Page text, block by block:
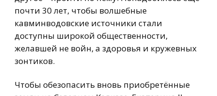
почти 30 лет, чтобы волшебные
кавминводовские источники стали
доступны широкой общественности,
желавшей не войн, а здоровья и кружевных
зонтиков.
Чтобы обезопасить вновь приобретённые